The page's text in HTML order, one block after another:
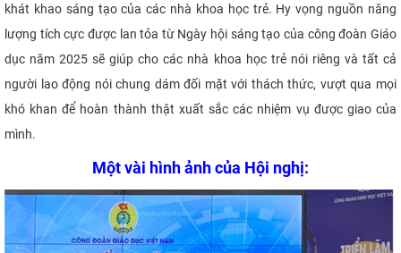
khát khao sáng tạo của các nhà khoa học trẻ. Hy vọng nguồn năng
lượng tích cực được lan tỏa từ Ngày hội sáng tạo của công đoàn Giáo
dục năm 2025 sẽ giúp cho các nhà khoa học trẻ nói riêng và tất cả
người lao động nói chung dám đối mặt với thách thức, vượt qua mọi
khó khan để hoàn thành thật xuất sắc các nhiệm vụ được giao của
mình.
Một vài hình ảnh của Hội nghị: